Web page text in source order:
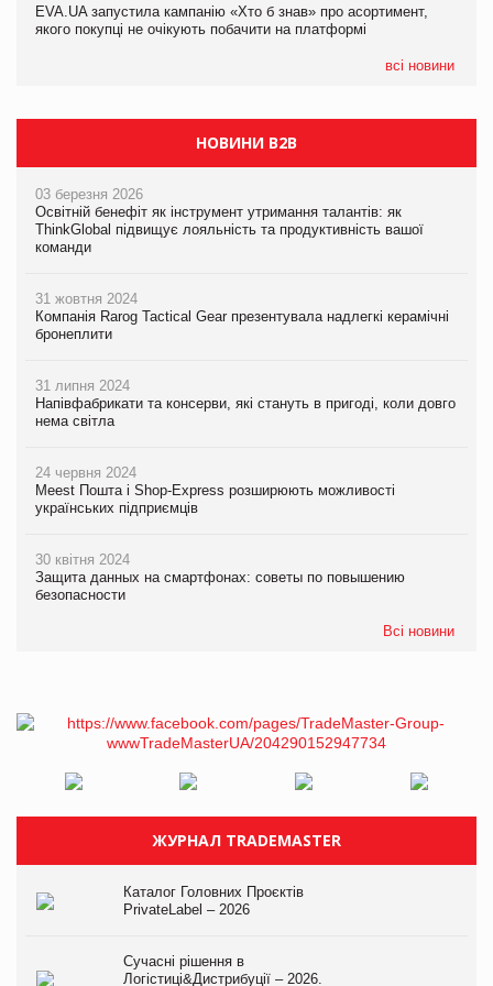
EVA.UA запустила кампанію «Хто б знав» про асортимент,
якого покупці не очікують побачити на платформі
всі новини
05.08.2026
Мережа супермаркетів VARUS купує мережу магазинів
НОВИНИ B2B
03 березня 2026
Освітній бенефіт як інструмент утримання талантів: як
ThinkGlobal підвищує лояльність та продуктивність вашої
команди
31 жовтня 2024
Компанія Rarog Tactical Gear презентувала надлегкі керамічні
бронеплити
31 липня 2024
Напівфабрикати та консерви, які стануть в пригоді, коли довго
нема світла
24 червня 2024
Meest Пошта і Shop-Express розширюють можливості
українських підприємців
30 квітня 2024
Защита данных на смартфонах: советы по повышению
безопасности
Всі новини
ЖУРНАЛ TRADEMASTER
Каталог Головних Проєктів
PrivateLabel – 2026
Сучасні рішення в
Логістиці&Дистрибуції – 2026.